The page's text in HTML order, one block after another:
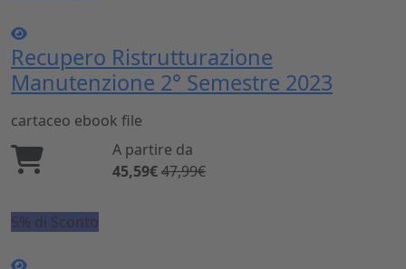
Recupero Ristrutturazione
Manutenzione 2° Semestre 2023
cartaceo ebook file
A partire da
45,59€47,99€
5% di Sconto